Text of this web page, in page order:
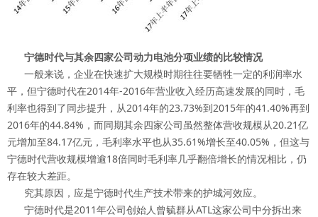
宁德时代与其余四家公司动力电池分项业绩的比较情况
一般来说，企业在快速扩大规模时期往往要牺牲一定的利润率水
平，但宁德时代在2014年-2016年营业收入经历高速发展的同时，毛
利率也得到了同步提升，从2014年的23.73%到2015年的41.40%再到
2016年的44.84%，而同期其余四家公司虽然整体营收规模从20.21亿
元增加至84.17亿元，毛利率水平也从35.61%增长至40.05%，但这与
宁德时代营收规模增逾18倍同时毛利率几乎翻倍增长的情况相比，仍
存在较大差距。
究其原因，应是宁德时代生产技术带来的护城河效应。
宁德时代是2011年公司创始人曾毓群从ATL这家公司中分拆出来